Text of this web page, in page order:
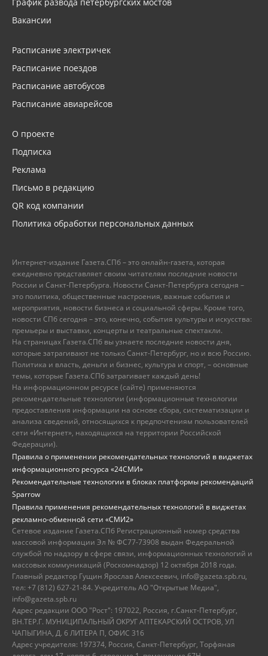
Вакансии
Расписание электричек
Расписание поездов
Расписание автобусов
Расписание авиарейсов
О проекте
Подписка
Реклама
Письмо в редакцию
QR код компании
Политика обработки персональных данных
Интернет-издание Газета.СПб – это онлайн-газета, которая
ежедневно представляет своим читателям последние новости
России и Санкт-Петербурга. Новости Санкт-Петербурга сегодня –
это политика, общественные настроения, важные события и
мероприятия, новости бизнеса и социальной сферы. Кроме того,
новости СПб сегодня – это, конечно, события культуры и искусства:
премьеры и выставки, концерты и театральные спектакли.
На страницах Газета.СПб вы узнаете последние новости дня,
которые затрагивают не только Санкт-Петербург, но и всю Россию.
Политика и власть, деньги и бизнес, культура и спорт, – основные
темы, которые Газета.СПб затрагивает каждый день!
На информационном ресурсе (сайте) применяются
рекомендательные технологии (информационные технологии
предоставления информации на основе сбора, систематизации и
анализа сведений, относящихся к предпочтениям пользователей
сети «Интернет», находящихся на территории Российской
Федерации).
Правила о применении рекомендательных технологий в виджетах
информационного ресурса «24СМИ»
Рекомендательные технологии в блоках платформы рекомендаций
Sparrow
Правила применения рекомендательных технологий в виджетах
рекламно-обменной сети «СМИ2»
Сетевое издание Газета.СПб Регистрационный номер средства
массовой информации Эл № ФС77-73908 выдан Федеральной
службой по надзору в сфере связи, информационных технологий и
массовых коммуникаций (Роскомнадзор) 12 октября 2018 года.
Главный редактор Гущин Ярослав Алексеевич, info@gazeta.spb.ru,
тел: +7 (812) 627-21-84. Учредитель АО "Открытые Медиа",
info@gazeta.spb.ru
Адрес редакции ООО "Рост": 197022, Россия, г.Санкт-Петербург,
ВН.ТЕР.Г. МУНИЦИПАЛЬНЫЙ ОКРУГ АПТЕКАРСКИЙ ОСТРОВ, УЛ
ЧАПЫГИНА, Д. 6 ЛИТЕРА П, ОФИС 316
Адрес учредителя: 197374, Россия, Санкт-Петербург, Торфяная